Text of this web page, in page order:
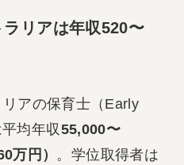
リアは年収520〜
アの保育士（Early
均年収55,000〜
万円） 。学位取得者は